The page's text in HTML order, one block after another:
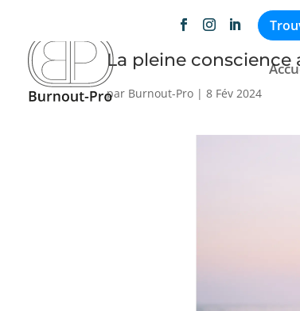
La pleine conscience
par Burnout-Pro |8 Fév 2024